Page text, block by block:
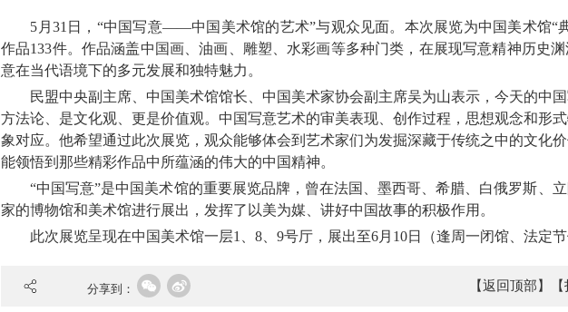
5月31日，“中国写意——中国美术馆的艺术”与观众见面。本次展览为中国美术馆“
作品133件。作品涵盖中国画、油画、雕塑、水彩画等多种门类，在展现写意精神历史
意在当代语境下的多元发展和独特魅力。
民盟中央副主席、中国美术馆馆长、中国美术家协会副主席吴为山表示，今天的中国
方法论、是文化观、更是价值观。中国写意艺术的审美表现、创作过程，思想观念和形
象对应。他希望通过此次展览，观众能够体会到艺术家们为发掘深藏于传统之中的文化
能领悟到那些精彩作品中所蕴涵的伟大的中国精神。
“中国写意”是中国美术馆的重要展览品牌，曾在法国、墨西哥、希腊、白俄罗斯、立
家的博物馆和美术馆进行展出，发挥了以美为媒、讲好中国故事的积极作用。
此次展览呈现在中国美术馆一层1、8、9号厅，展出至6月10日（逢周一闭馆、法定节
分享到： 【返回顶部】